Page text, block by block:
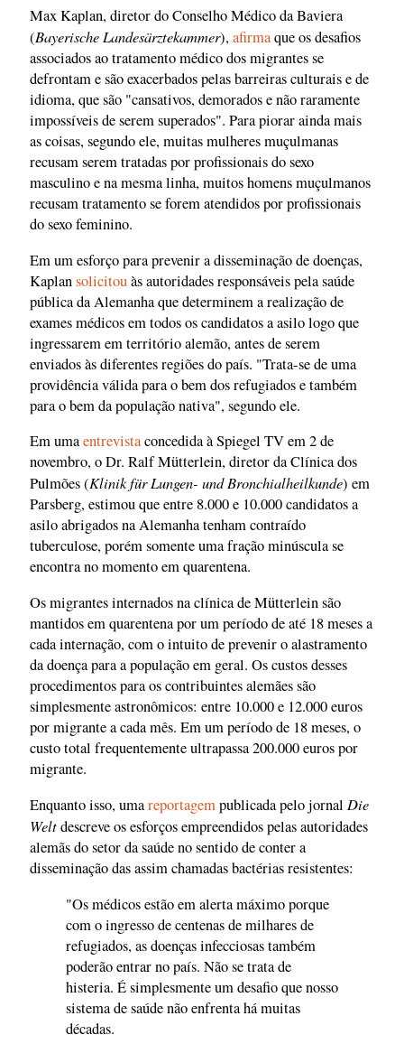
Max Kaplan, diretor do Conselho Médico da Baviera
(Bayerische Landesärztekammer),afirmaque os desafios
associados ao tratamento médico dos migrantes se
defrontam e são exacerbados pelas barreiras culturais e de
idioma, que são "cansativos, demorados e não raramente
impossíveis de serem superados". Para piorar ainda mais
as coisas, segundo ele, muitas mulheres muçulmanas
recusam serem tratadas por profissionais do sexo
masculino e na mesma linha, muitos homens muçulmanos
recusam tratamento se forem atendidos por profissionais
do sexo feminino.
Em um esforço para prevenir a disseminação de doenças,
Kaplansolicitouàs autoridades responsáveis pela saúde
pública da Alemanha que determinem a realização de
exames médicos em todos os candidatos a asilo logo que
ingressarem em território alemão, antes de serem
enviados às diferentes regiões do país. "Trata-se de uma
providência válida para o bem dos refugiados e também
para o bem da população nativa", segundo ele.
Em umaentrevistaconcedida à Spiegel TV em 2 de
novembro, o Dr. Ralf Mütterlein, diretor da Clínica dos
Pulmões (Klinik für Lungen- und Bronchialheilkunde) em
Parsberg, estimou que entre 8.000 e 10.000 candidatos a
asilo abrigados na Alemanha tenham contraído
tuberculose, porém somente uma fração minúscula se
encontra no momento em quarentena.
Os migrantes internados na clínica de Mütterlein são
mantidos em quarentena por um período de até 18 meses a
cada internação, com o intuito de prevenir o alastramento
da doença para a população em geral. Os custos desses
procedimentos para os contribuintes alemães são
simplesmente astronômicos: entre 10.000 e 12.000 euros
por migrante a cada mês. Em um período de 18 meses, o
custo total frequentemente ultrapassa 200.000 euros por
migrante.
Enquanto isso, umareportagempublicada pelo jornal Die
Weltdescreve os esforços empreendidos pelas autoridades
alemãs do setor da saúde no sentido de conter a
disseminação das assim chamadas bactérias resistentes:
"Os médicos estão em alerta máximo porque
com o ingresso de centenas de milhares de
refugiados, as doenças infecciosas também
poderão entrar no país. Não se trata de
histeria. É simplesmente um desafio que nosso
sistema de saúde não enfrenta há muitas
décadas.